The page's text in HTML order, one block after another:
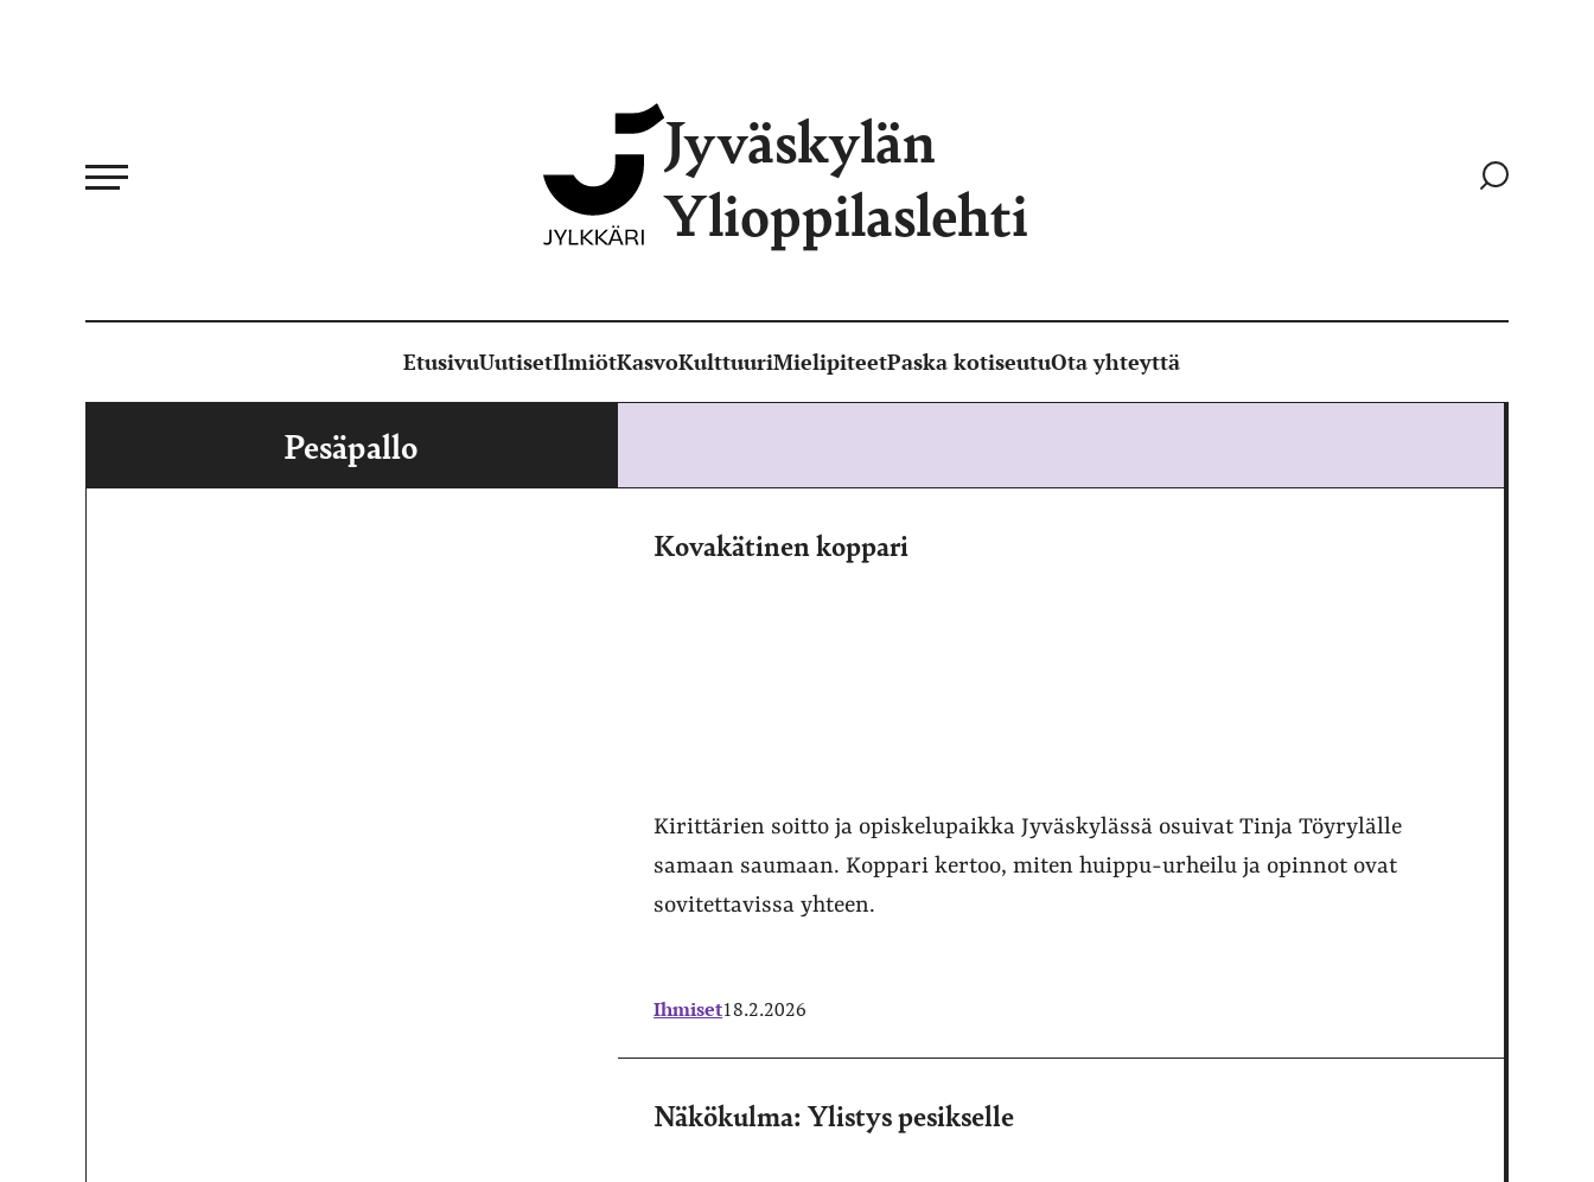
Jyväskylän
Ylioppilaslehti
Siirry
EtusivuUutisetIlmiötKasvoKulttuuriMielipiteetPaska kotiseutuOta yhteyttä
Pesäpallo
Kovakätinen koppari
Kirittärien soitto ja opiskelupaikka Jyväskylässä osuivat Tinja Töyrylälle
samaan saumaan. Koppari kertoo, miten huippu-urheilu ja opinnot ovat
sovitettavissa yhteen.
Ihmiset18.2.2026
Näkökulma: Ylistys pesikselle